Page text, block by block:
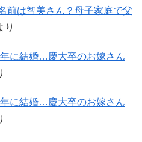
前は智美さん？母子家庭で父
り
に結婚…慶大卒のお嫁さん
に結婚…慶大卒のお嫁さん